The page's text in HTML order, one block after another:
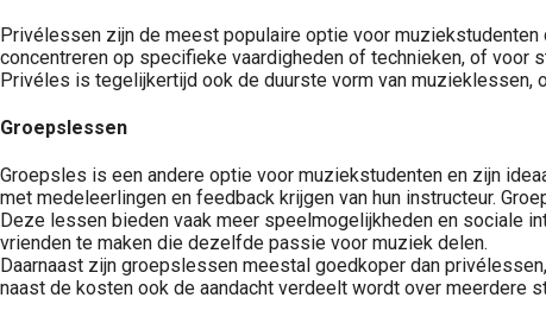
Privélessen zijn de meest populaire optie voor
concentreren op specifieke vaardigheden of technieken, of voor
Privéles is tegelijkertijd ook de duurste vorm van muzieklessen,
Groepslessen
Groepsles is een andere optie voor muziekstudenten en zijn
met medeleerlingen en feedback krijgen van hun instructeur.
Deze lessen bieden vaak meer speelmogelijkheden en sociale
vrienden te maken die dezelfde passie voor muziek delen.
Daarnaast zijn groepslessen meestal goedkoper dan
naast de kosten ook de aandacht verdeelt wordt over meerdere